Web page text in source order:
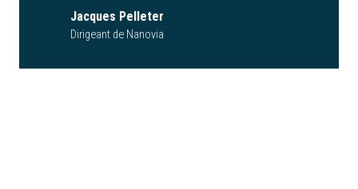
Jacques Pelleter
Dirigeant de Nanovia